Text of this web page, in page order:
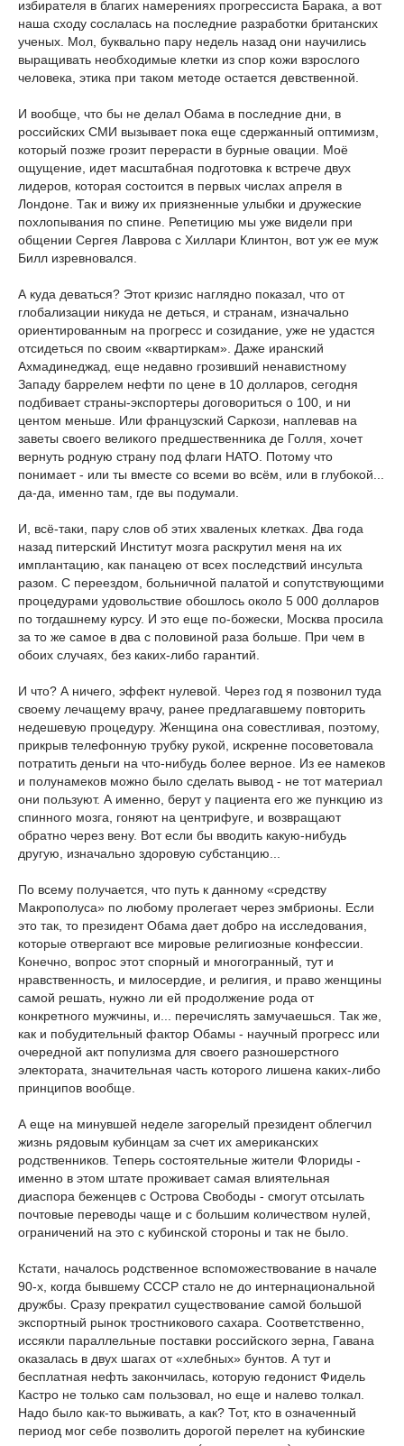
избирателя в благих намерениях прогрессиста Барака, а вот
наша сходу сослалась на последние разработки британских
ученых. Мол, буквально пару недель назад они научились
выращивать необходимые клетки из спор кожи взрослого
человека, этика при таком методе остается девственной.
И вообще, что бы не делал Обама в последние дни, в
российских СМИ вызывает пока еще сдержанный оптимизм,
который позже грозит перерасти в бурные овации. Моё
ощущение, идет масштабная подготовка к встрече двух
лидеров, которая состоится в первых числах апреля в
Лондоне. Так и вижу их приязненные улыбки и дружеские
похлопывания по спине. Репетицию мы уже видели при
общении Сергея Лаврова с Хиллари Клинтон, вот уж ее муж
Билл изревновался.
А куда деваться? Этот кризис наглядно показал, что от
глобализации никуда не деться, и странам, изначально
ориентированным на прогресс и созидание, уже не удастся
отсидеться по своим «квартиркам». Даже иранский
Ахмадинеджад, еще недавно грозивший ненавистному
Западу баррелем нефти по цене в 10 долларов, сегодня
подбивает страны-экспортеры договориться о 100, и ни
центом меньше. Или французский Саркози, наплевав на
заветы своего великого предшественника де Голля, хочет
вернуть родную страну под флаги НАТО. Потому что
понимает - или ты вместе со всеми во всём, или в глубокой...
да-да, именно там, где вы подумали.
И, всё-таки, пару слов об этих хваленых клетках. Два года
назад питерский Институт мозга раскрутил меня на их
имплантацию, как панацею от всех последствий инсульта
разом. С переездом, больничной палатой и сопутствующими
процедурами удовольствие обошлось около 5 000 долларов
по тогдашнему курсу. И это еще по-божески, Москва просила
за то же самое в два с половиной раза больше. При чем в
обоих случаях, без каких-либо гарантий.
И что? А ничего, эффект нулевой. Через год я позвонил туда
своему лечащему врачу, ранее предлагавшему повторить
недешевую процедуру. Женщина она совестливая, поэтому,
прикрыв телефонную трубку рукой, искренне посоветовала
потратить деньги на что-нибудь более верное. Из ее намеков
и полунамеков можно было сделать вывод - не тот материал
они пользуют. А именно, берут у пациента его же пункцию из
спинного мозга, гоняют на центрифуге, и возвращают
обратно через вену. Вот если бы вводить какую-нибудь
другую, изначально здоровую субстанцию...
По всему получается, что путь к данному «средству
Макрополуса» по любому пролегает через эмбрионы. Если
это так, то президент Обама дает добро на исследования,
которые отвергают все мировые религиозные конфессии.
Конечно, вопрос этот спорный и многогранный, тут и
нравственность, и милосердие, и религия, и право женщины
самой решать, нужно ли ей продолжение рода от
конкретного мужчины, и... перечислять замучаешься. Так же,
как и побудительный фактор Обамы - научный прогресс или
очередной акт популизма для своего разношерстного
электората, значительная часть которого лишена каких-либо
принципов вообще.
А еще на минувшей неделе загорелый президент облегчил
жизнь рядовым кубинцам за счет их американских
родственников. Теперь состоятельные жители Флориды -
именно в этом штате проживает самая влиятельная
диаспора беженцев с Острова Свободы - смогут отсылать
почтовые переводы чаще и с большим количеством нулей,
ограничений на это с кубинской стороны и так не было.
Кстати, началось родственное вспоможествование в начале
90-х, когда бывшему СССР стало не до интернациональной
дружбы. Сразу прекратил существование самой большой
экспортный рынок тростникового сахара. Соответственно,
иссякли параллельные поставки российского зерна, Гавана
оказалась в двух шагах от «хлебных» бунтов. А тут и
бесплатная нефть закончилась, которую гедонист Фидель
Кастро не только сам пользовал, но еще и налево толкал.
Надо было как-то выживать, а как? Тот, кто в означенный
период мог себе позволить дорогой перелет на кубинские